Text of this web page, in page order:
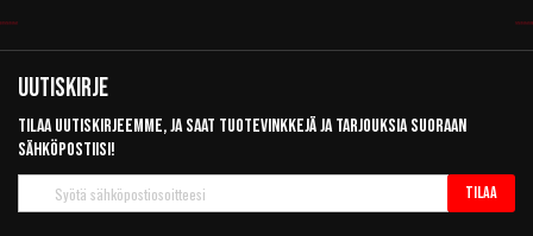
Uutiskirje
Tilaa uutiskirjeemme, ja saat tuotevinkkejä ja tarjouksia suoraan
sähköpostiisi!
uutiskirje
Tilaa